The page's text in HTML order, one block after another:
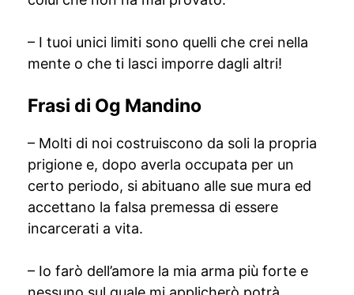
– I tuoi unici limiti sono quelli che crei nella
mente o che ti lasci imporre dagli altri!
Frasi di Og Mandino
– Molti di noi costruiscono da soli la propria
prigione e, dopo averla occupata per un
certo periodo, si abituano alle sue mura ed
accettano la falsa premessa di essere
incarcerati a vita.
– Io farò dell’amore la mia arma più forte e